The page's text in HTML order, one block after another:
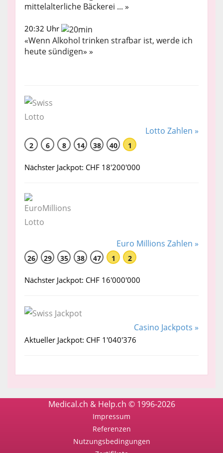
mittelalterliche Bäckerei ... »
20:32 Uhr
«Wenn Alkohol trinken strafbar ist, werde ich
heute sündigen» »
Lotto Zahlen »
2 6 8 14 38 40 1
Nächster Jackpot: CHF 18'200'000
Euro Millions Zahlen »
26 29 35 38 47 1 2
Nächster Jackpot: CHF 16'000'000
Casino Jackpots »
Aktueller Jackpot: CHF 1'040'376
Medical.ch & Help.ch © 1996-2026
Impressum
Referenzen
Nutzungsbedingungen